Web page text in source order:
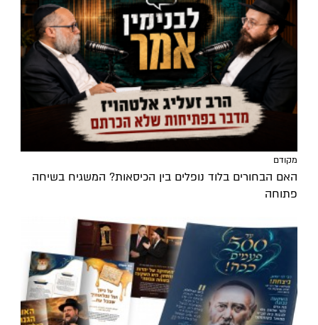
מקודם
האם הבחורים בלוד נופלים בין הכיסאות? המשגיח בשיחה
פתוחה